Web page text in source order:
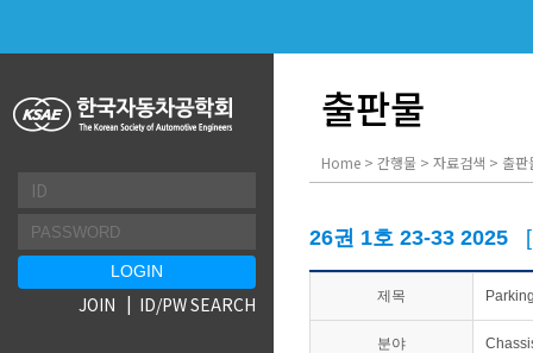
JOIN ID/PW SEARCH
출판물
Home > 간행물 > 자료검색 > 출판
26권 1호 23-33 2025
제목
분야